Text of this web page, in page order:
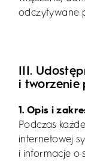
odczytywane
III.
i tworzenie
1. Opis i
Podczas
internetowej
i informacje o